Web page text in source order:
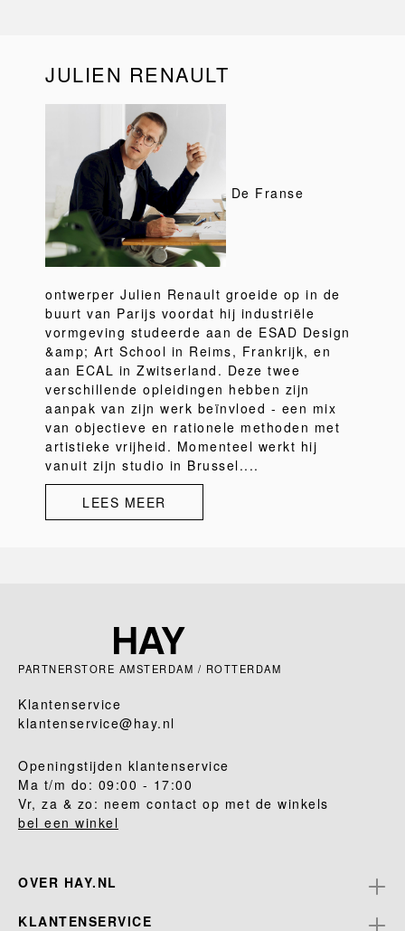
JULIEN RENAULT
De Franse
ontwerper Julien Renault groeide op in de
buurt van Parijs voordat hij industriële
vormgeving studeerde aan de ESAD Design
&amp; Art School in Reims, Frankrijk, en
aan ECAL in Zwitserland. Deze twee
verschillende opleidingen hebben zijn
aanpak van zijn werk beïnvloed - een mix
van objectieve en rationele methoden met
artistieke vrijheid. Momenteel werkt hij
vanuit zijn studio in Brussel....
LEES MEER
PARTNERSTORE AMSTERDAM / ROTTERDAM
Klantenservice
klantenservice@hay.nl
Openingstijden klantenservice
Ma t/m do: 09:00 - 17:00
Vr, za & zo: neem contact op met de winkels
bel een winkel
OVER HAY.NL
KLANTENSERVICE